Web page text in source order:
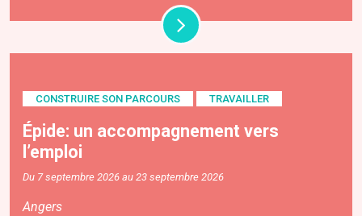
CONSTRUIRE SON PARCOURS TRAVAILLER
Épide: un accompagnement vers
l’emploi
Du 7 septembre 2026 au 23 septembre 2026
Angers